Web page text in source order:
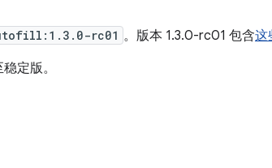
rc01 。版本 1.3.0-rc01 包含这
定版。